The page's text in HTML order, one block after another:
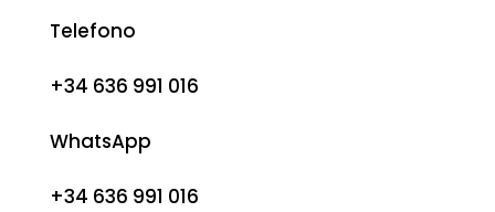
Telefono
+34 636 991 016
WhatsApp
+34 636 991 016